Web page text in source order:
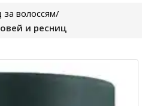
волоссям
и ресниц